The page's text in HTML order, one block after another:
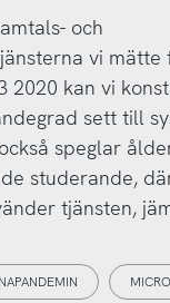
och
vi mätte
2020 kan vi
sett till
speglar
studerande,
tjänsten,